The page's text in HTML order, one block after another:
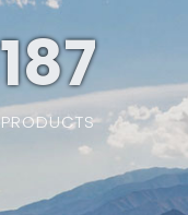
187
PRODUCTS